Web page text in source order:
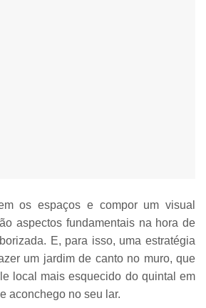
os espaços e compor um visual
aspectos fundamentais na hora de
E, para isso, uma estratégia
um jardim de canto no muro, que
local mais esquecido do quintal em
aconchego no seu lar.